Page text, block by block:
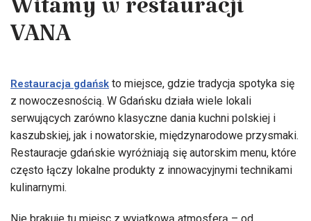
Witamy w restauracji
VANA
Restauracja gdańsk to miejsce, gdzie tradycja spotyka się
z nowoczesnością. W Gdańsku działa wiele lokali
serwujących zarówno klasyczne dania kuchni polskiej i
kaszubskiej, jak i nowatorskie, międzynarodowe przysmaki.
Restauracje gdańskie wyróżniają się autorskim menu, które
często łączy lokalne produkty z innowacyjnymi technikami
kulinarnymi.